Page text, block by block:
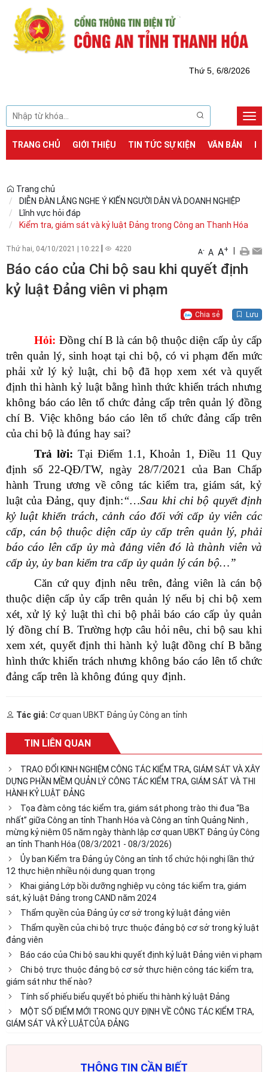
Thứ 5, 6/8/2026
TRANG CHỦ GIỚI THIỆU TIN TỨC SỰ KIỆN VĂN BẢN
Trang chủ
DIỄN ĐÀN LẮNG NGHE Ý KIẾN NGƯỜI DÂN VÀ DOANH NGHIỆP
Lĩnh vực hỏi đáp
Kiểm tra, giám sát và kỷ luật Đảng trong Công an Thanh Hóa
Thứ hai, 04/10/2021 | 10:22 4220 A- A A+
Báo cáo của Chi bộ sau khi quyết định
kỷ luật Đảng viên vi phạm
Chia sẻ Lưu
Hỏi: Đồng chí B là cán bộ thuộc diện cấp ủy cấp
trên quản lý, sinh hoạt tại chi bộ, có vi phạm đến mức
phải xử lý kỷ luật, chi bộ đã họp xem xét và quyết
định thi hành kỷ luật bằng hình thức khiển trách nhưng
không báo cáo lên tổ chức đảng cấp trên quản lý đồng
chí B. Việc không báo cáo lên tổ chức đảng cấp trên
của chi bộ là đúng hay sai?
Trả lời:Tại Điểm 1.1, Khoản 1, Điều 11 Quy
định số 22-QĐ/TW, ngày 28/7/2021 của Ban Chấp
hành Trung ương về công tác kiểm tra, giám sát, kỷ
luật của Đảng, quy định:“…Sau khi chi bộ quyết định
kỷ luật khiển trách, cảnh cáo đối với cấp ủy viên các
cấp, cán bộ thuộc diện cấp ủy cấp trên quản lý, phải
báo cáo lên cấp ủy mà đảng viên đó là thành viên và
cấp ủy, ủy ban kiểm tra cấp ủy quản lý cán bộ…”
Căn cứ quy định nêu trên, đảng viên là cán bộ
thuộc diện cấp ủy cấp trên quản lý nếu bị chi bộ xem
xét, xử lý kỷ luật thì chi bộ phải báo cáo cấp ủy quản
lý đồng chí B. Trường hợp câu hỏi nêu, chi bộ sau khi
xem xét, quyết định thi hành kỷ luật đồng chí B bằng
hình thức khiển trách nhưng không báo cáo lên tổ chức
đảng cấp trên là không đúng quy định.
Tác giả: Cơ quan UBKT Đảng ủy Công an tỉnh
TIN LIÊN QUAN
TRAO ĐỔI KINH NGHIỆM CÔNG TÁC KIỂM TRA, GIÁM SÁT VÀ XÂY
DỰNG PHẦN MỀM QUẢN LÝ CÔNG TÁC KIỂM TRA, GIÁM SÁT VÀ THI
HÀNH KỶ LUẬT ĐẢNG
Tọa đàm công tác kiểm tra, giám sát phong trào thi đua “Ba
nhất” giữa Công an tỉnh Thanh Hóa và Công an tỉnh Quảng Ninh ,
mừng kỷ niệm 05 năm ngày thành lập cơ quan UBKT Đảng ủy Công
an tỉnh Thanh Hóa (08/3/2021 - 08/3/2026)
Ủy ban Kiểm tra Đảng ủy Công an tỉnh tổ chức hội nghị lần thứ
12 thực hiện nhiều nội dung quan trọng
Khai giảng Lớp bồi dưỡng nghiệp vụ công tác kiểm tra, giám
sát, kỷ luật Đảng trong CAND năm 2024
Thẩm quyền của Đảng ủy cơ sở trong kỷ luật đảng viên
Thẩm quyền của chi bộ trực thuộc đảng bộ cơ sở trong kỷ luật
đảng viên
Báo cáo của Chi bộ sau khi quyết định kỷ luật Đảng viên vi phạm
Chi bộ trực thuộc đảng bộ cơ sở thực hiện công tác kiểm tra,
giám sát như thế nào?
Tính số phiếu biểu quyết bỏ phiếu thi hành kỷ luật Đảng
MỘT SỐ ĐIỂM MỚI TRONG QUY ĐỊNH VỀ CÔNG TÁC KIỂM TRA,
GIÁM SÁT VÀ KỶ LUẬTCỦA ĐẢNG
THÔNG TIN CẦN BIẾT